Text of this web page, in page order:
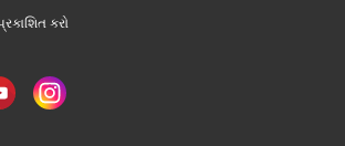
કરો